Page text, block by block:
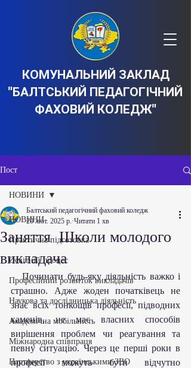
КОМУНАЛЬНИЙ ЗАКЛАД
"БАЛТСЬКИЙ ПЕДАГОГІЧНИЙ
ФАХОВИЙ КОЛЕДЖ"
Пост
НОВИНИ
Практична підготовка
Освітній процес
Професійний розвиток викладачів
Наукова та дослідницька діяльність
Академічна мобільність
Міжнародна співпраця
Партнерство з українськими ЗВО
НОВИНИ
Заняття Школи молодого
викладача
Балтський педагогічний фаховий коледж
20 лют. 2025 р. Читати 1 хв
   Починати будь-яку діяльність важко і
страшно. Адже жоден початківець не
знає всіх тонкощів професії, підводних
каменів, не має власних способів
вирішення проблем чи реагування та
певну ситуацію. Через це перші роки в
професії можуть бути відчутно